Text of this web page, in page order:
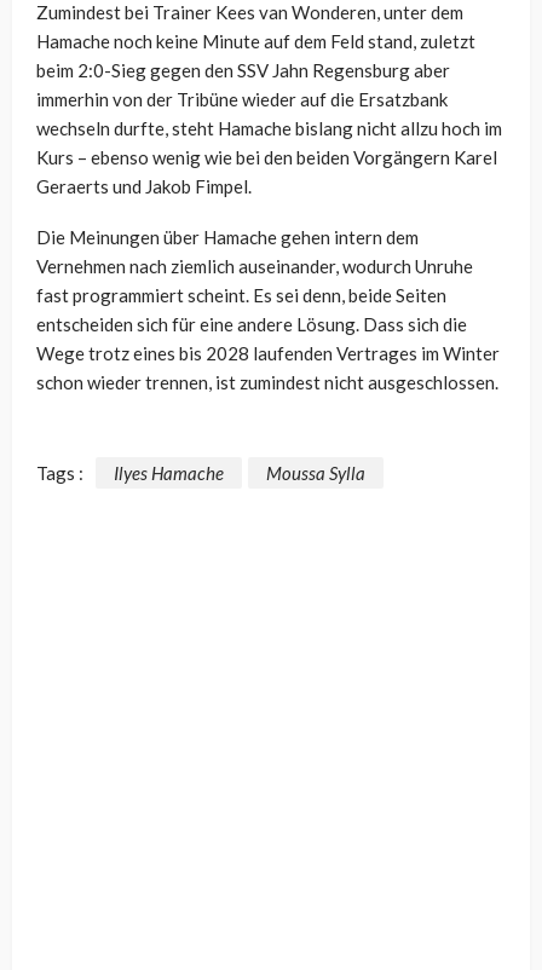
Zumindest bei Trainer Kees van Wonderen, unter dem
Hamache noch keine Minute auf dem Feld stand, zuletzt
beim 2:0-Sieg gegen den SSV Jahn Regensburg aber
immerhin von der Tribüne wieder auf die Ersatzbank
wechseln durfte, steht Hamache bislang nicht allzu hoch im
Kurs – ebenso wenig wie bei den beiden Vorgängern Karel
Geraerts und Jakob Fimpel.
Die Meinungen über Hamache gehen intern dem
Vernehmen nach ziemlich auseinander, wodurch Unruhe
fast programmiert scheint. Es sei denn, beide Seiten
entscheiden sich für eine andere Lösung. Dass sich die
Wege trotz eines bis 2028 laufenden Vertrages im Winter
schon wieder trennen, ist zumindest nicht ausgeschlossen.
Tags : Ilyes Hamache Moussa Sylla